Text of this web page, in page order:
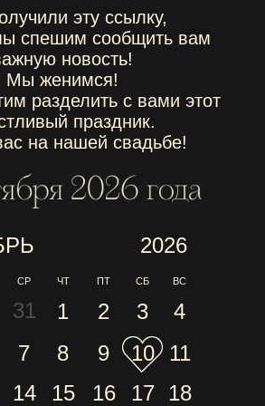
эту ссылку,
спешим сообщить вам
новость!
Мы женимся!
разделить с вами этот
праздник.
на нашей свадьбе!
ВС
СБ
ПТ
ЧТ
СР
2026
1
7 8 9 10
11
18
31 2 3 4
14 15 16 17